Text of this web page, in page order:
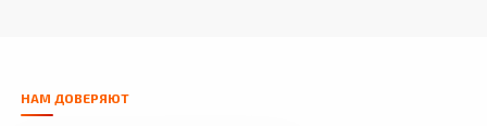
НАМ ДОВЕРЯЮТ